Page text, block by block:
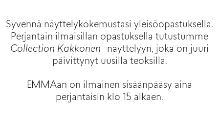
Syvennä näyttelykokemustasi yleisöopastuksella.
Perjantain ilmaisillan opastuksella tutustumme
Collection Kakkonen -näyttelyyn, joka on juuri
päivittynyt uusilla teoksilla.
EMMAan on ilmainen sisäänpääsy aina
perjantaisin klo 15 alkaen.